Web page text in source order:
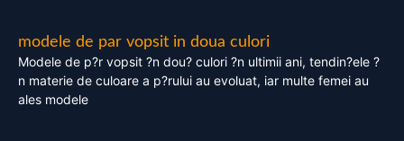
modele de par vopsit in doua culori
Modele de p?r vopsit ?n dou? culori ?n ultimii ani, tendin?ele ?
n materie de culoare a p?rului au evoluat, iar multe femei au
ales modele